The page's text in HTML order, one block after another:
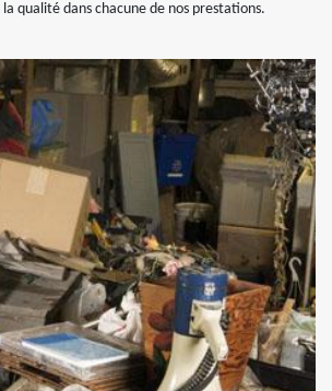
qualité dans chacune de nos prestations.